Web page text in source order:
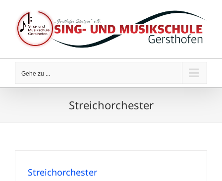
springen
Gehe zu ...
Streichorchester
Streichorchester